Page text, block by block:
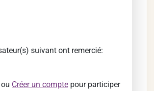
suivant ont remercié:
ou Créer un compte pour participer